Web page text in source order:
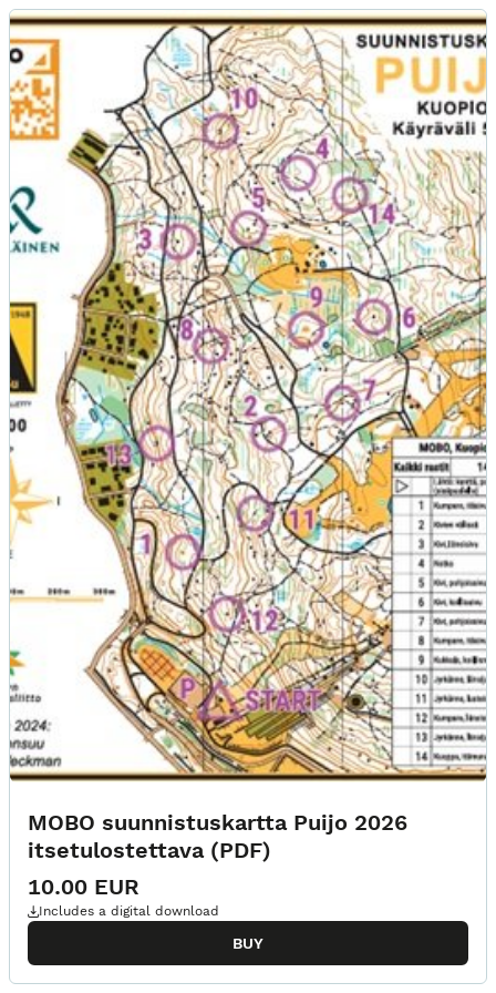
MOBO suunnistuskartta Puijo 2026 itsetulostettava (PDF)
MOBO suunnistuskartta Puijo 2026
itsetulostettava (PDF)
10.00 EUR
Includes a digital download
BUY